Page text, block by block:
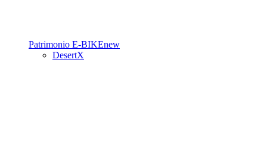
Patrimonio E-BIKEnew
DesertX